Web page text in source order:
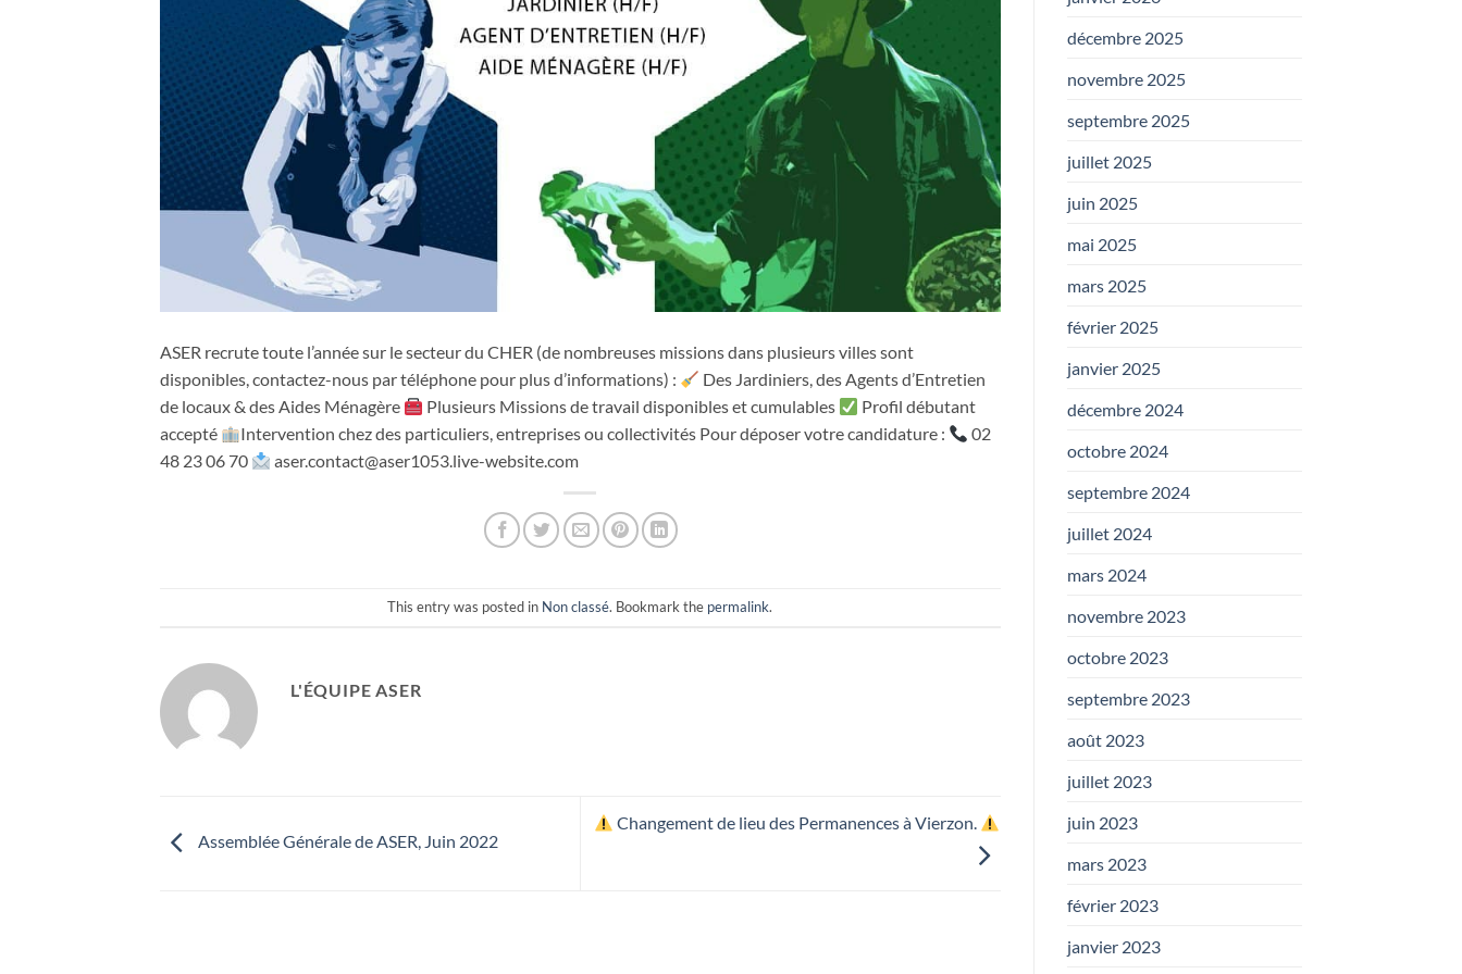
ASER recrute toute l’année sur le secteur du CHER (de nombreuses missions dans plusieurs villes sont
disponibles, contactez-nous par téléphone pour plus d’informations) :
Des Jardiniers, des Agents d’Entretien
de locaux & des Aides Ménagère
Plusieurs Missions de travail disponibles et cumulables
Profil débutant
accepté
Intervention chez des particuliers, entreprises ou collectivités Pour déposer votre candidature :
02
48 23 06 70
aser.contact@aser1053.live-website.com
This entry was posted in Non classé. Bookmark the permalink.
L'ÉQUIPE ASER
Assemblée Générale de ASER, Juin 2022
Changement de lieu des Permanences à Vierzon.
décembre 2025
novembre 2025
septembre 2025
juillet 2025
juin 2025
mai 2025
mars 2025
février 2025
janvier 2025
décembre 2024
octobre 2024
septembre 2024
juillet 2024
mars 2024
novembre 2023
octobre 2023
septembre 2023
août 2023
juillet 2023
juin 2023
mars 2023
février 2023
janvier 2023